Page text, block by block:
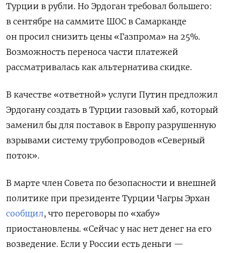
Турции в рубли. Но Эрдоган требовал большего:
в сентябре на саммите ШОС в Самарканде
он просил снизить цены «Газпрома» на 25%.
Возможность переноса части платежей
рассматривалась как альтернатива скидке.
В качестве «ответной» услуги Путин предложил
Эрдогану создать в Турции газовый хаб, который
заменил бы для поставок в Европу разрушенную
взрывами систему трубопроводов «Северный
поток».
В марте член Совета по безопасности и внешней
политике при президенте Турции Чагры Эрхан
сообщил, что переговоры по «хабу»
приостановлены. «Сейчас у нас нет денег на его
возведение. Если у России есть деньги —